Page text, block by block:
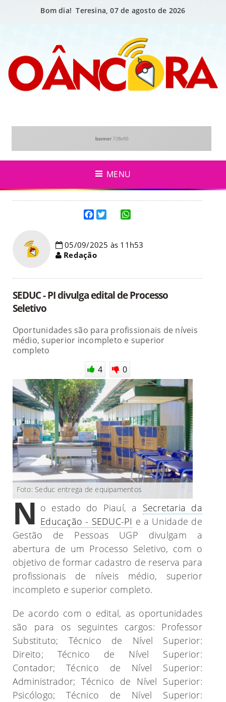
Bom dia! Teresina, 07 de agosto de 2026
MENU
05/09/2025 às 11h53
Redação
SEDUC - PI divulga edital de Processo
Seletivo
Oportunidades são para profissionais de níveis
médio, superior incompleto e superior
completo
4
0
Foto: Seduc entrega de equipamentos
N o estado do Piauí, a Secretaria da
Educação - SEDUC-PI e a Unidade de
Gestão de Pessoas UGP divulgam a
abertura de um Processo Seletivo, com o
objetivo de formar cadastro de reserva para
profissionais de níveis médio, superior
incompleto e superior completo.
De acordo com o edital, as oportunidades
são para os seguintes cargos: Professor
Substituto; Técnico de Nível Superior:
Direito; Técnico de Nível Superior:
Contador; Técnico de Nível Superior:
Administrador; Técnico de Nível Superior:
Psicólogo; Técnico de Nível Superior: